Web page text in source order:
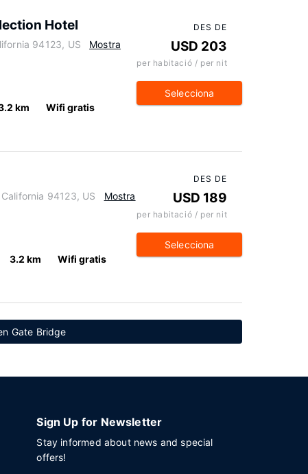
Hotel
94123, US
Mostra
km Wifi gratis
DES DE
USD 203
per habitació / per nit
Selecciona
94123, US
Mostra
3.2 km Wifi gratis
DES DE
USD 189
per habitació / per nit
Selecciona
Gate Bridge
Sign Up for Newsletter
Stay informed about news and special
offers!